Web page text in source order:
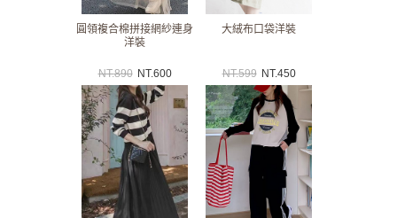
圓領複合棉拼接網紗連身
洋裝
NT.890 NT.600
大絨布口袋洋裝
NT.599 NT.450